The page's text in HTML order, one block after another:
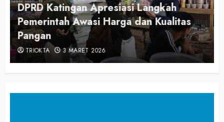
DPRD Katingan Apresiasi Langkah
Pemerintah Awasi Harga dan Kualitas
Pangan
TRIOKTA 3 MARET 2026